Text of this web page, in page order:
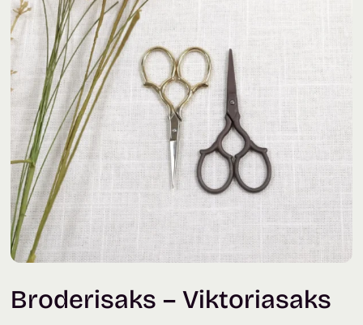
Broderisaks – Viktoriasaks